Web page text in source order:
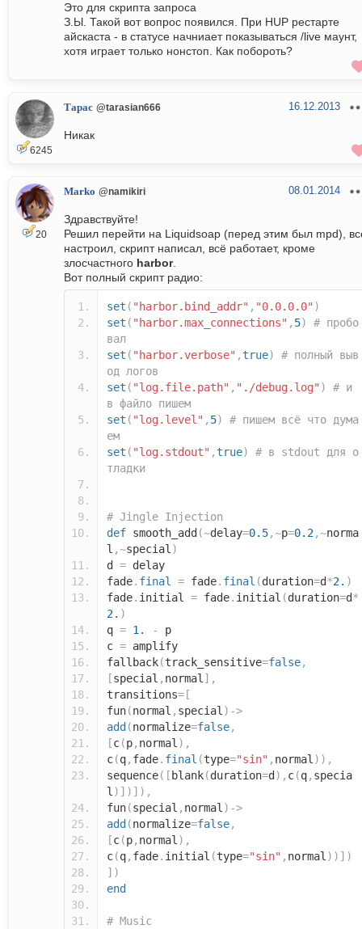
Это для скрипта запроса
З.Ы. Такой вот вопрос появился. При HUP рестарте
айскаста - в статусе начниает показываться /live маунт,
хотя играет только нонстоп. Как побороть?
6245
Тарас @tarasian666 16.12.2013
Никак
20
Marko @namikiri 08.01.2014
Здравствуйте!
Решил перейти на Liquidsoap (перед этим был mpd),
настроил, скрипт написал, всё работает, кроме
злосчастного harbor.
Вот полный скрипт радио:
set ( "harbor.bind_addr" , "0.0.0.0" )
set ( "harbor.max_connections" , 5)
# пробо
вал
set ( "harbor.verbose" , true)
# полный выв
од логов
set ( "log.file.path" , "./debug.log" )
# и
в файло пишем
set ( "log.level" , 5)
# пишем всё что дума
ем
set ( "log.stdout" , true)
# в stdout для о
тладки
# Jingle Injection
def smooth_add (~delay=0.5,~p=0.2,~norma
l ,~special)
d = delay
fade. final = fade. final (duration=d*2. )
fade. initial = fade. initial (duration=d*
2. )
q = 1. -
p
c = amplify
fallback(track_sensitive=false,
[special , normal],
transitions=[
fun(normal , special)->
add (normalize=false,
[c(p, normal),
c(q, fade. final (type="sin" , normal)),
sequence([ blank(duration=d ), c(q, specia
l)])]),
fun(special , normal)->
add (normalize=false,
[c(p, normal),
c(q, fade. initial (type="sin" , normal))])
])
end
# Music